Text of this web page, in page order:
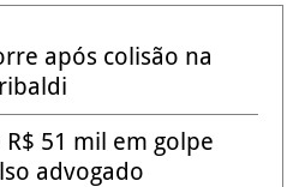
após colisão na
51 mil em golpe
advogado